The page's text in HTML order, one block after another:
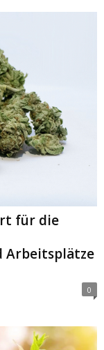
für die
Arbeitsplätze
0